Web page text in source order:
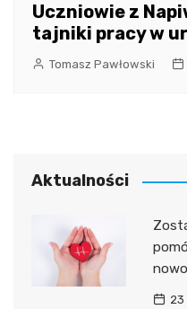
Uczniowie z
tajniki pracy w
Tomasz Pawłowski
Aktualności
23